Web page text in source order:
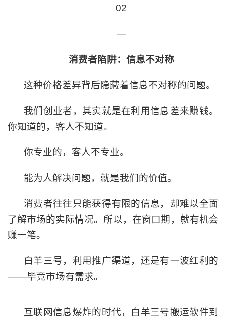
02
—
消费者陷阱：信息不对称
这种价格差异背后隐藏着信息不对称的问题。
我们创业者，其实就是在利用信息差来赚钱。
你知道的，客人不知道。
你专业的，客人不专业。
能为人解决问题，就是我们的价值。
消费者往往只能获得有限的信息，却难以全面
了解市场的实际情况。所以，在窗口期，就有机会
赚一笔。
白羊三号，利用推广渠道，还是有一波红利的
——毕竟市场有需求。
互联网信息爆炸的时代，白羊三号搬运软件到